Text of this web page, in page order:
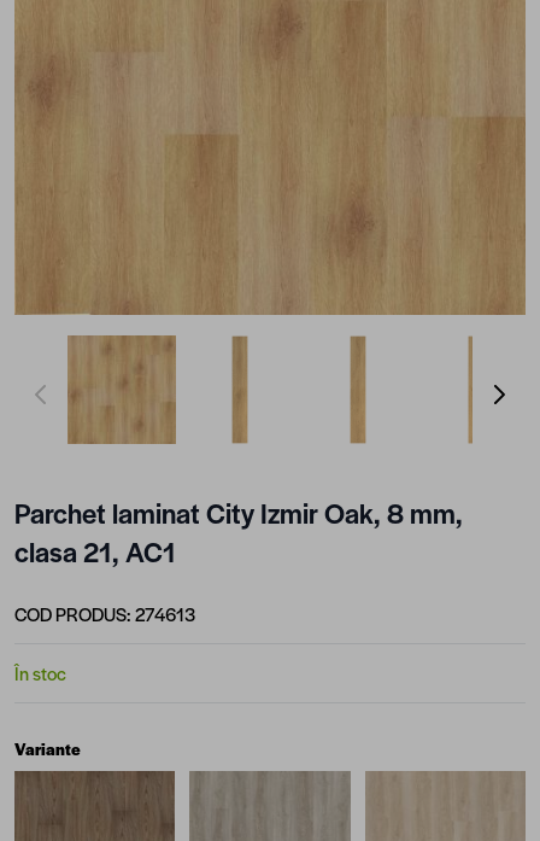
View larger image
Parchet laminat City Izmir Oak, 8 mm,
clasa 21, AC1
COD PRODUS:274613
În stoc
Variante